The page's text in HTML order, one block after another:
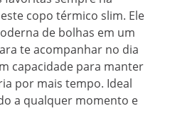
copo térmico slim. Ele
de bolhas em um
te acompanhar no dia
capacidade para manter
por mais tempo. Ideal
a qualquer momento e